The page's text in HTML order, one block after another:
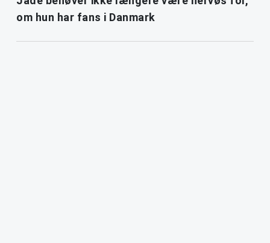
om hun har fans i Danmark